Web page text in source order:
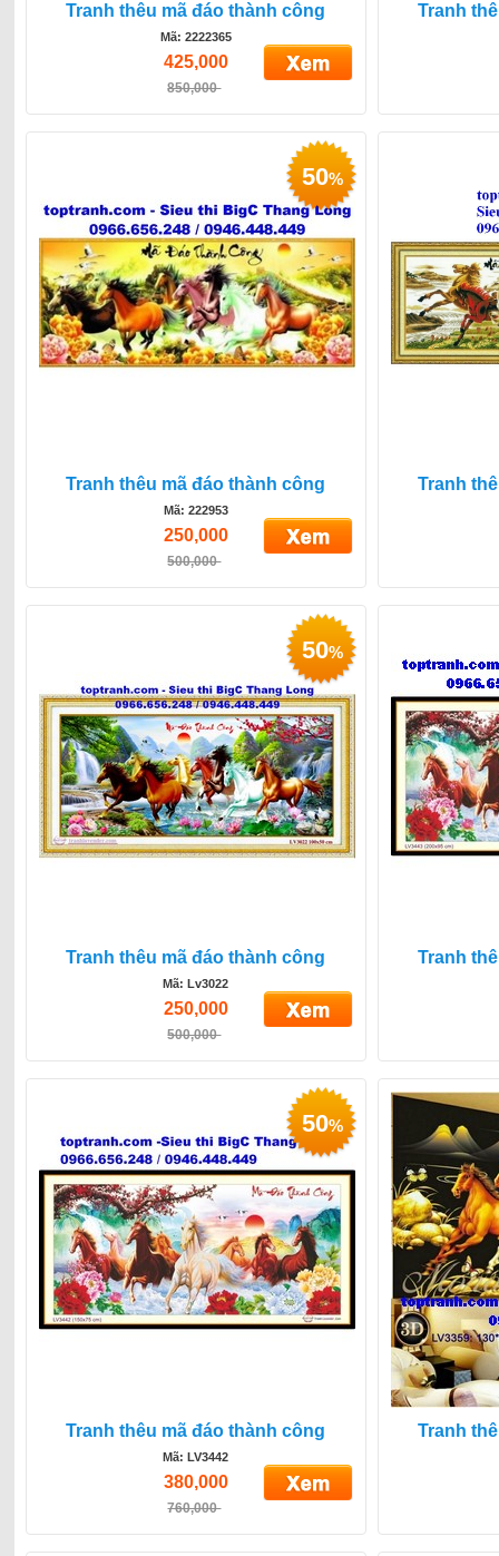
Tranh thêu mã đáo thành công
Mã: 2222365
425,000
850,000
Tranh
Tranh thêu mã đáo thành công
Mã: 222953
250,000
500,000
50%
Tranh
Tranh thêu mã đáo thành công
Mã: Lv3022
250,000
500,000
50%
Tranh
Tranh thêu mã đáo thành công
Mã: LV3442
380,000
760,000
50%
Tranh